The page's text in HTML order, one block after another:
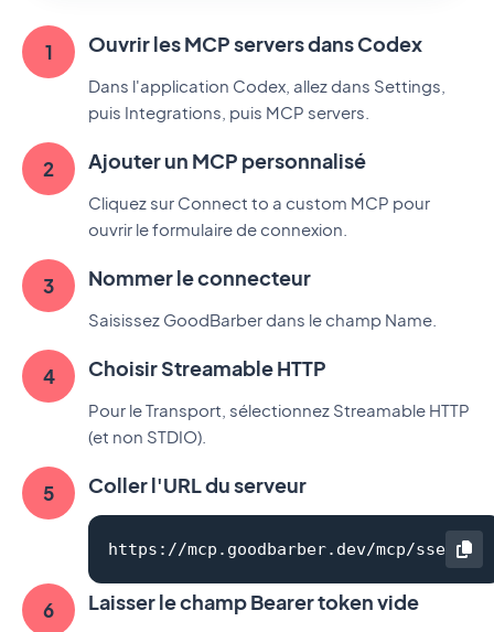
Ouvrir les MCP servers dans Codex
Dans l'application Codex, allez dans Settings,
puis Integrations, puis MCP servers.
Ajouter un MCP personnalisé
Cliquez sur Connect to a custom MCP pour
ouvrir le formulaire de connexion.
Nommer le connecteur
Saisissez GoodBarber dans le champ Name.
Choisir Streamable HTTP
Pour le Transport, sélectionnez Streamable HTTP
(et non STDIO).
Coller l'URL du serveur
https://mcp.goodbarber.dev/mcp/sse
Laisser le champ Bearer token vide